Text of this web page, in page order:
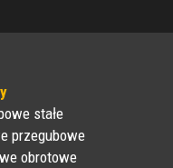
stałe
przegubowe
obrotowe